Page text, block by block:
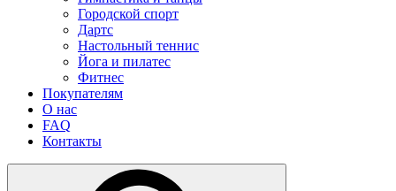
Городской спорт
Дартс
Настольный теннис
Йога и пилатес
Фитнес
Покупателям
О нас
FAQ
Контакты